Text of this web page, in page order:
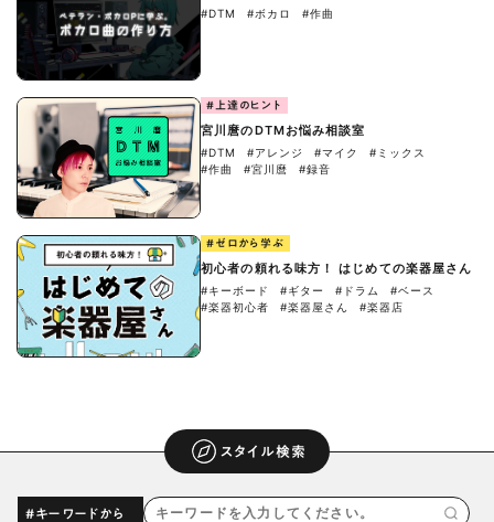
#DTM #ボカロ #作曲
#上達のヒント
宮川麿のDTMお悩み相談室
#DTM #アレンジ #マイク
#ミックス
#作曲
#宮川麿 #録音
#ゼロから学ぶ
初心者の頼れる味方！ はじめての楽器屋さん
#キーボード #ギター #ドラム
#ベース
#楽器初心者
#楽器屋さん #楽器店
スタイル検索
#キーワードから